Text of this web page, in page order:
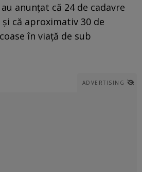
anunțat că 24 de cadavre
că aproximativ 30 de
în viață de sub
ADVERTISING